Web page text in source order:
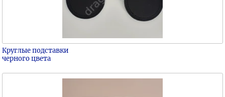
Круглые подставки
черного цвета